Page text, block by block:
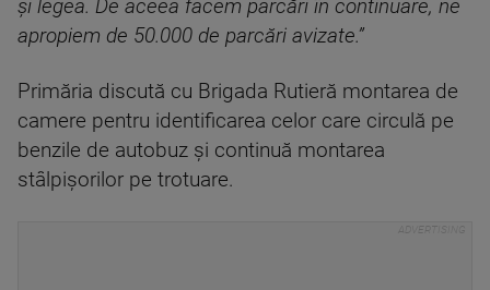
și legea. De aceea facem parcări în continuare, ne
apropiem de 50.000 de parcări avizate.”
Primăria discută cu Brigada Rutieră montarea de
camere pentru identificarea celor care circulă pe
benzile de autobuz și continuă montarea
stâlpișorilor pe trotuare.